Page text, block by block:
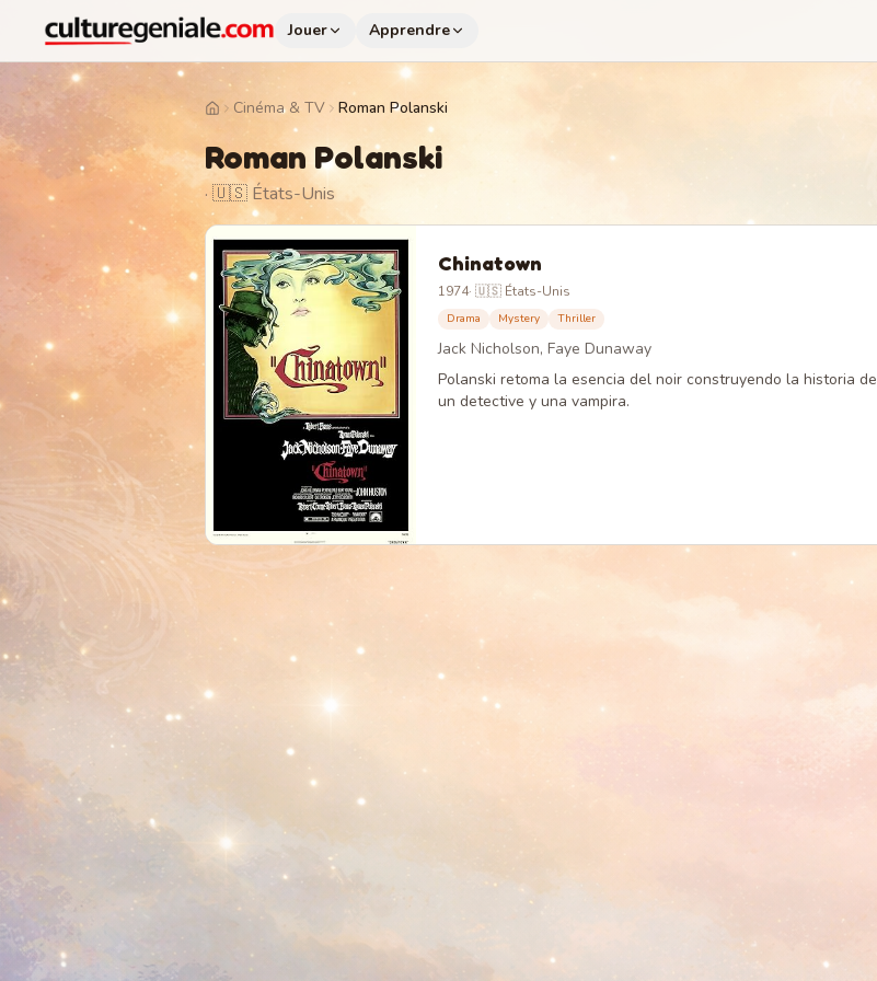
Jouer Apprendre
HomeCinéma & TV Roman Polanski
Roman Polanski
· 🇺🇸 États-Unis
Chinatown
1974· 🇺🇸 États-Unis
Drama Mystery Thriller
Jack Nicholson, Faye Dunaway
Polanski retoma la esencia del noir construyendo la historia de
un detective y una vampira.